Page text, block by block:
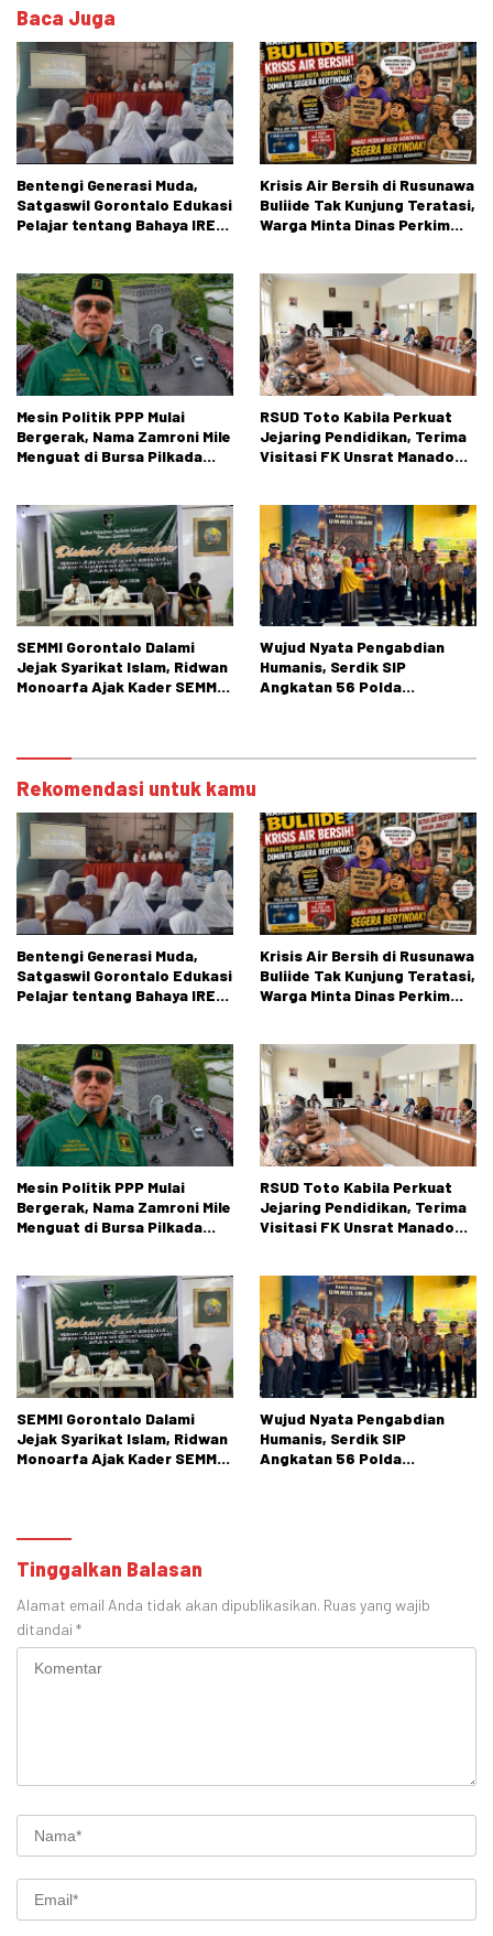
Baca Juga
Bentengi Generasi Muda,
Satgaswil Gorontalo Edukasi
Pelajar tentang Bahaya IRET,
Krisis Air Bersih di Rusunawa
Buliide Tak Kunjung Teratasi,
Warga Minta Dinas Perkim
Mesin Politik PPP Mulai
Bergerak, Nama Zamroni Mile
Menguat di Bursa Pilkada
RSUD Toto Kabila Perkuat
Jejaring Pendidikan, Terima
Visitasi FK Unsrat Manado
SEMMI Gorontalo Dalami
Jejak Syarikat Islam, Ridwan
Monoarfa Ajak Kader SEMMI
Wujud Nyata Pengabdian
Humanis, Serdik SIP
Angkatan 56 Polda
Rekomendasi untuk kamu
Bentengi Generasi Muda,
Satgaswil Gorontalo Edukasi
Pelajar tentang Bahaya IRET,
Krisis Air Bersih di Rusunawa
Buliide Tak Kunjung Teratasi,
Warga Minta Dinas Perkim
Mesin Politik PPP Mulai
Bergerak, Nama Zamroni Mile
Menguat di Bursa Pilkada
RSUD Toto Kabila Perkuat
Jejaring Pendidikan, Terima
Visitasi FK Unsrat Manado
SEMMI Gorontalo Dalami
Jejak Syarikat Islam, Ridwan
Monoarfa Ajak Kader SEMMI
Wujud Nyata Pengabdian
Humanis, Serdik SIP
Angkatan 56 Polda
Tinggalkan Balasan
Alamat email Anda tidak akan dipublikasikan. Ruas yang wajib
ditandai *